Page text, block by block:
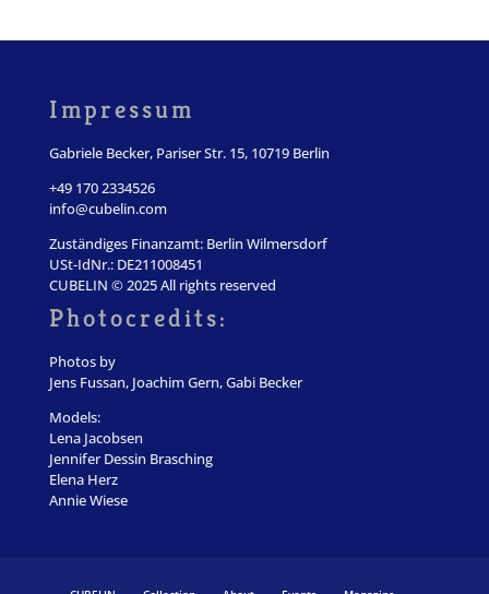
Impressum
Gabriele Becker, Pariser Str. 15, 10719 Berlin
+49 170 2334526
info@cubelin.com
Zuständiges Finanzamt: Berlin Wilmersdorf
USt-IdNr.: DE211008451
CUBELIN © 2025 All rights reserved
Photocredits:
Photos by
Jens Fussan, Joachim Gern, Gabi Becker
Models:
Lena Jacobsen
Jennifer Dessin Brasching
Elena Herz
Annie Wiese